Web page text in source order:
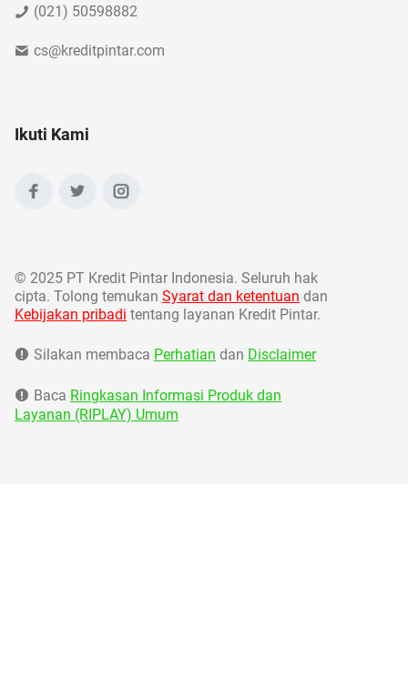
(021) 50598882
cs@kreditpintar.com
Ikuti Kami
© 2025 PT Kredit Pintar Indonesia. Seluruh hak
cipta. Tolong temukan Syarat dan ketentuan dan
Kebijakan pribadi tentang layanan Kredit Pintar.
Silakan membaca Perhatian dan Disclaimer
Baca Ringkasan Informasi Produk dan
Layanan (RIPLAY) Umum